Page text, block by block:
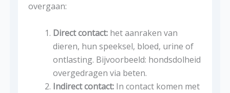
overgaan:
Direct contact: het aanraken van
dieren, hun speeksel, bloed, urine of
ontlasting. Bijvoorbeeld: hondsdolheid
overgedragen via beten.
Indirect contact:In contact komen met